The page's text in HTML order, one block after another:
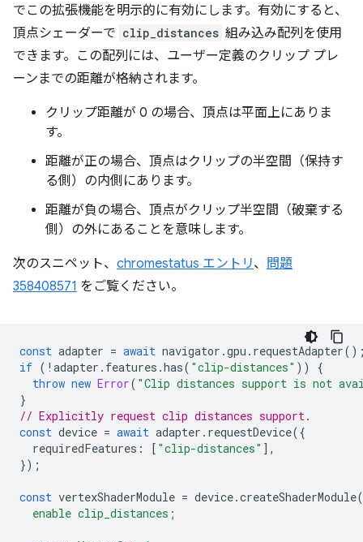
でこの拡張機能を明示的に有効にします。有効にすると、
頂点シェーダーで clip_distances 組み込み配列を使用
できます。この配列には、ユーザー定義のクリップ プレ
ーンまでの距離が格納されます。
クリップ距離が 0 の場合、頂点は平面上にありま
す。
距離が正の場合、頂点はクリップの半空間（保持す
る側）の内側にあります。
距離が負の場合、頂点がクリップ半空間（破棄する
側）の外にあることを意味します。
次のスニペット、 chromestatus エントリ、 問題
358408571 をご覧ください。
const adapter = await navigator .gpu . requestAdapter
if ( ! adapter . features .has( "clip-distances" ))
{
throw new Error( "Clip distances support is not
}
// Explicitly request clip distances support.
const device = await adapter . requestDevice({
requiredFeatures : [ "clip-distances" ],
});
const vertexShaderModule = device.createShaderModule
  enable clip_distances;